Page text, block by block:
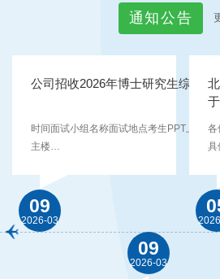
通 知公告
公司招收2026年博士研究生综合面
时间面试小组名称面试地点考生PPT上传
主楼
文件夹名：博士PPT有效期限：2026-03-
D308面试3组新主楼C708面试4组新主楼
司路37号新主楼B座、C座或D座。2.请考
点。3.3月12日下午15点前，考生将PPT上
09
2026-03
09
2026-03
各
具
试
舍